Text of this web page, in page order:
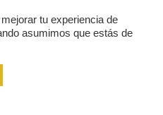
tu experiencia de
asumimos que estás de